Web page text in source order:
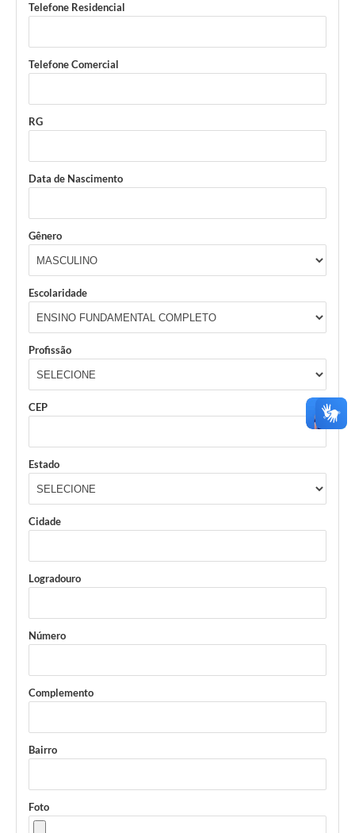
Telefone Residencial
Telefone Comercial
RG
Data de Nascimento
Gênero
Escolaridade
Profissão
CEP
Estado
Cidade
Logradouro
Número
Complemento
Bairro
Foto